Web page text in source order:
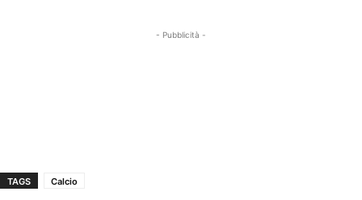
- Pubblicità -
TAGS Calcio